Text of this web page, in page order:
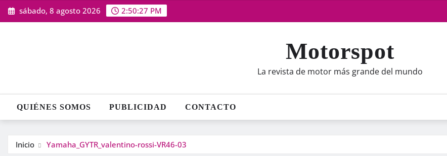
Saltar
al
sábado, 8 agosto 2026 2:50:28 PM
Motorspot
La revista de motor más grande del mundo
QUIÉNES SOMOS PUBLICIDAD CONTACTO
Inicio Yamaha_GYTR_valentino-rossi-VR46-03